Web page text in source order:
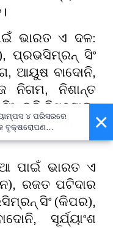
ଭାରତ ଏ ଦଳ:
,ପ୍ରଭସିମ୍ରନ୍ ସିଂ
, ଆୟୁଷ ବାଦୋନି,
ନିଗମ, ନିଶାନ୍ତ
, ରବି ବିଷ୍ଣୋଇ,
ପ୍ରିୟାଂଶ
ପାଇଁ ଭାରତ ଏ
, ରଜତ ପଟିଦାର
ସିଂ (କିପର),
, ସୂର୍ଯ୍ୟାଂଶ
×
୪ ପରିସରରେ
ବୃକ୍ଷରୋପଣ
ସୋଆର ସବୁ